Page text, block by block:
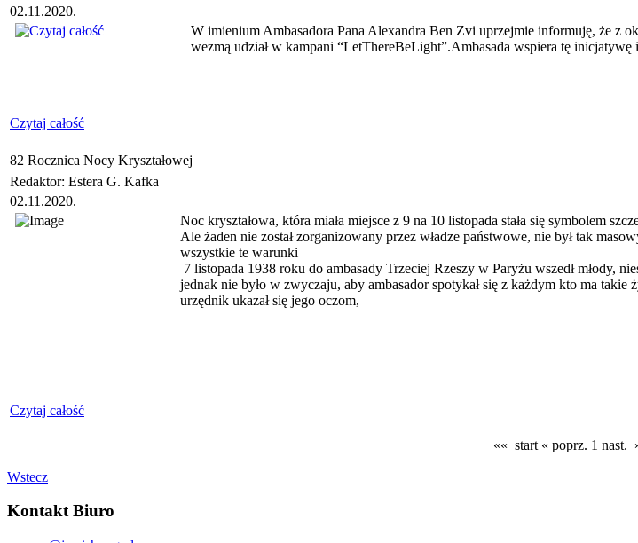
02.11.2020.
W imienium Ambasadora Pana Alexandra Ben Zvi uprzejmie informuję, że z
wezmą udział w kampani “LetThereBeLight”.Ambasada wspiera tę
Czytaj całość
82 Rocznica Nocy Kryształowej
Redaktor: Estera G. Kafka
02.11.2020.
Noc kryształowa, która miała miejsce z 9 na 10 listopada stała się symbolem
Ale żaden nie został zorganizowany przez władze państwowe, nie był tak
wszystkie te warunki
7 listopada 1938 roku do ambasady Trzeciej Rzeszy w Paryżu wszedł młody,
jednak nie było w zwyczaju, aby ambasador spotykał się z każdym kto ma
urzędnik ukazał się jego oczom,
Czytaj całość
«« start « poprz. 1 nast.
Wstecz
Kontakt Biuro